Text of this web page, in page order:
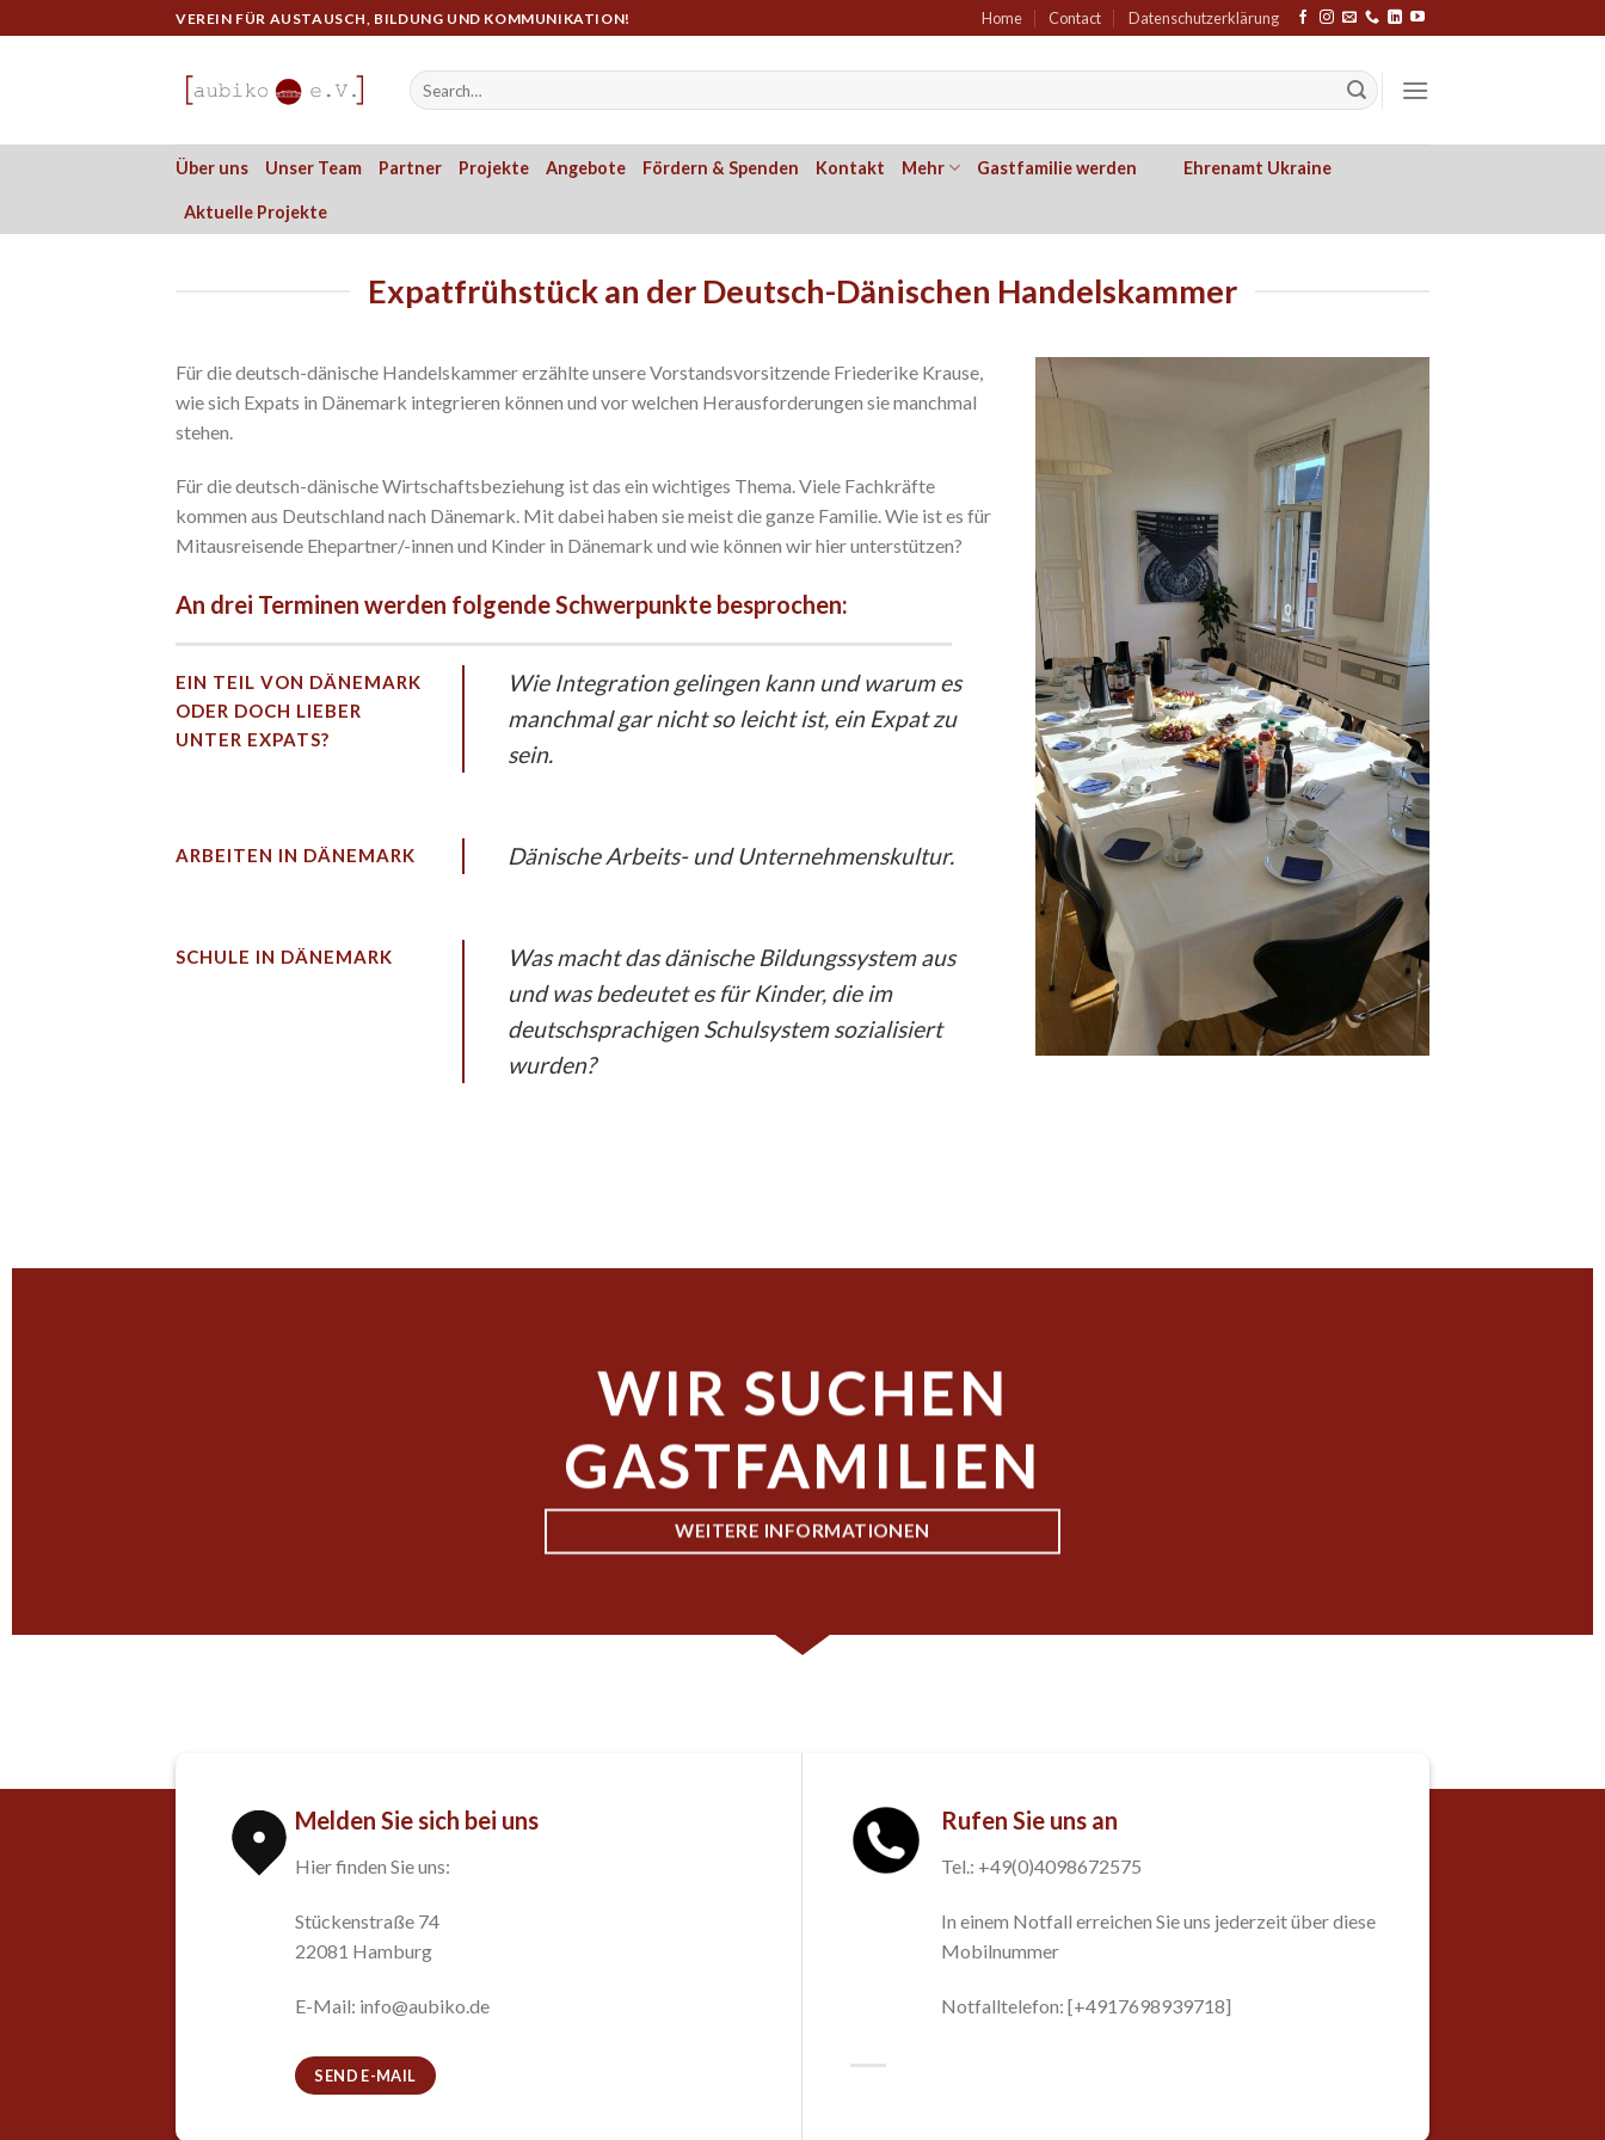
to
VEREIN FÜR AUSTAUSCH, BILDUNG UND KOMMUNIKATION! Home Contact Datenschutzerklärung
Über uns Unser Team Partner Projekte Angebote Fördern & Spenden Kontakt Mehr Gastfamilie werden Ehrenamt Ukraine
Aktuelle Projekte
Expatfrühstück an der Deutsch-Dänischen Handelskammer
Für die deutsch-dänische Handelskammer erzählte unsere Vorstandsvorsitzende Friederike Krause,
wie sich Expats in Dänemark integrieren können und vor welchen Herausforderungen sie manchmal
stehen.
Für die deutsch-dänische Wirtschaftsbeziehung ist das ein wichtiges Thema. Viele Fachkräfte
kommen aus Deutschland nach Dänemark. Mit dabei haben sie meist die ganze Familie. Wie ist es für
Mitausreisende Ehepartner/-innen und Kinder in Dänemark und wie können wir hier unterstützen?
An drei Terminen werden folgende Schwerpunkte besprochen:
EIN TEIL VON DÄNEMARK
ODER DOCH LIEBER
UNTER EXPATS?
Wie Integration gelingen kann und warum es
manchmal gar nicht so leicht ist, ein Expat zu
sein.
ARBEITEN IN DÄNEMARK Dänische Arbeits- und Unternehmenskultur.
SCHULE IN DÄNEMARK
Was macht das dänische Bildungssystem aus
und was bedeutet es für Kinder, die im
deutschsprachigen Schulsystem sozialisiert
wurden?
WIR SUCHEN
GASTFAMILIEN
WEITERE INFORMATIONEN
Melden Sie sich bei uns
Hier finden Sie uns:
Stückenstraße 74
22081 Hamburg
E-Mail: info@aubiko.de
SEND E-MAIL
Rufen Sie uns an
Tel.: +49(0)4098672575
In einem Notfall erreichen Sie uns jederzeit über diese
Mobilnummer
Notfalltelefon: [+4917698939718]